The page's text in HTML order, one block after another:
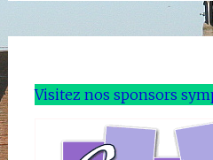
Visitez nos sponsors